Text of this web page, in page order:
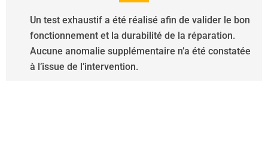
Un test exhaustif a été réalisé afin de valider le bon
fonctionnement et la durabilité de la réparation.
Aucune anomalie supplémentaire n’a été constatée
à l’issue de l’intervention.